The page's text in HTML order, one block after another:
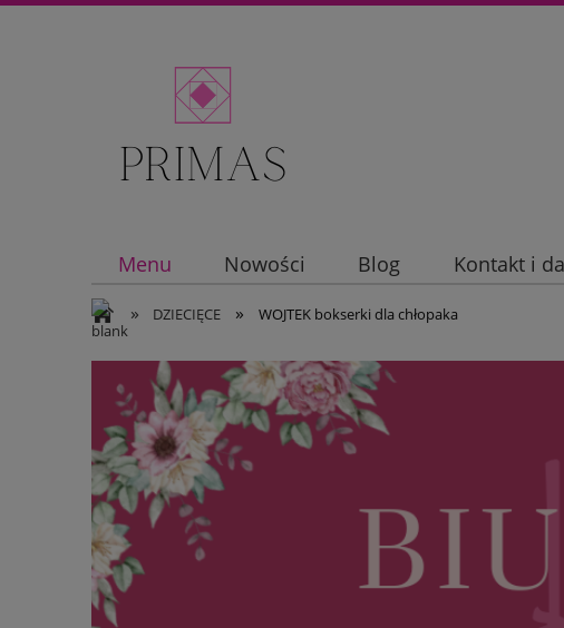
Menu Nowości Blog Kontakt i
» DZIECIĘCE » WOJTEK bokserki dla chłopaka